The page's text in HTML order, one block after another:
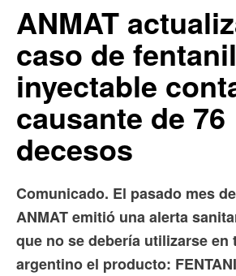
ANMAT
caso de
inyectable
causante de 76
decesos
Comunicado. El pasado mes
ANMAT emitió una alerta
que no se debería utilizarse
argentino el producto: